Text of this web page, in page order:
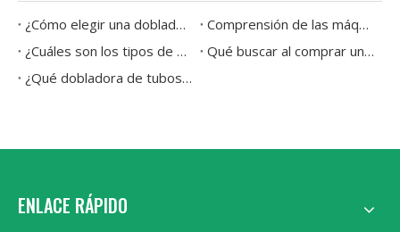
¿Cómo elegir una dobladora de tubos hidráulica?
Comprensión de las máquinas dobladoras de tubos: tipos y aplicaciones explicados
¿Cuáles son los tipos de máquinas dobladoras de tubos disponibles en la actualidad?
Qué buscar al comprar una máquina dobladora de tubos
¿Qué dobladora de tubos es mejor para doblar con precisión tuberías de acero inoxidable y cobre?
ENLACE RÁPIDO